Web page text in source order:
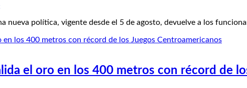
nueva política, vigente desde el 5 de agosto, devuelve a los
el oro en los 400 metros con récord de